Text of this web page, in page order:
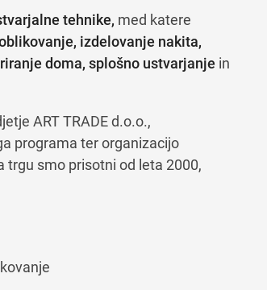
tehnike, med katere
izdelovanje nakita,
doma, splošno ustvarjanje in
ART TRADE d.o.o.,
programa ter organizacijo
trgu smo prisotni od leta 2000,